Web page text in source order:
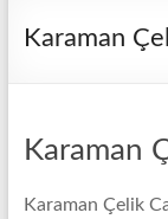
Çelik
Çelik
Minare
Karaman
Karaman
Karaman Çelik